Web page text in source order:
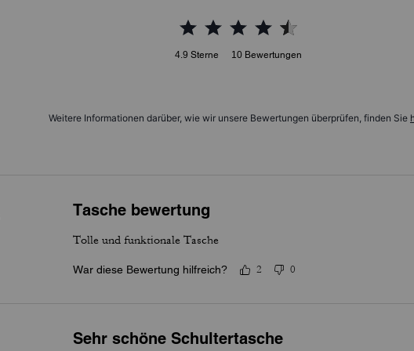
4.9 Sterne 10 Bewertungen
Weitere Informationen darüber, wie wir unsere Bewertungen überprüfen, finden Sie
Tasche bewertung
Tolle und funktionale Tasche
War diese Bewertung hilfreich? 2 0
Sehr schöne Schultertasche